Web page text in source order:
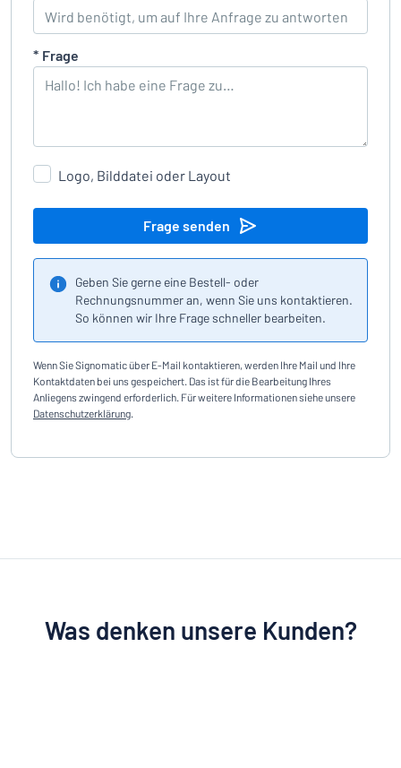
* Frage
Logo, Bilddatei oder Layout
Frage senden
Geben Sie gerne eine Bestell- oder
Rechnungsnummer an, wenn Sie uns kontaktieren.
So können wir Ihre Frage schneller bearbeiten.
Wenn Sie Signomatic über E-Mail kontaktieren, werden Ihre Mail und Ihre
Kontaktdaten bei uns gespeichert. Das ist für die Bearbeitung Ihres
Anliegens zwingend erforderlich. Für weitere Informationen siehe unsere
Datenschutzerklärung.
Was denken unsere Kunden?